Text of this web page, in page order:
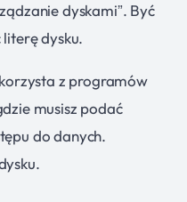
dyskami”. Być
dysku.
z programów
musisz podać
do danych.